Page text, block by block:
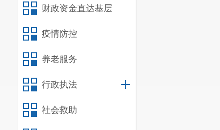
财政资金直达基层
疫情防控
养老服务
行政执法
社会救助